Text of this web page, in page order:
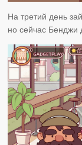
На третий день
но сейчас Бенджи